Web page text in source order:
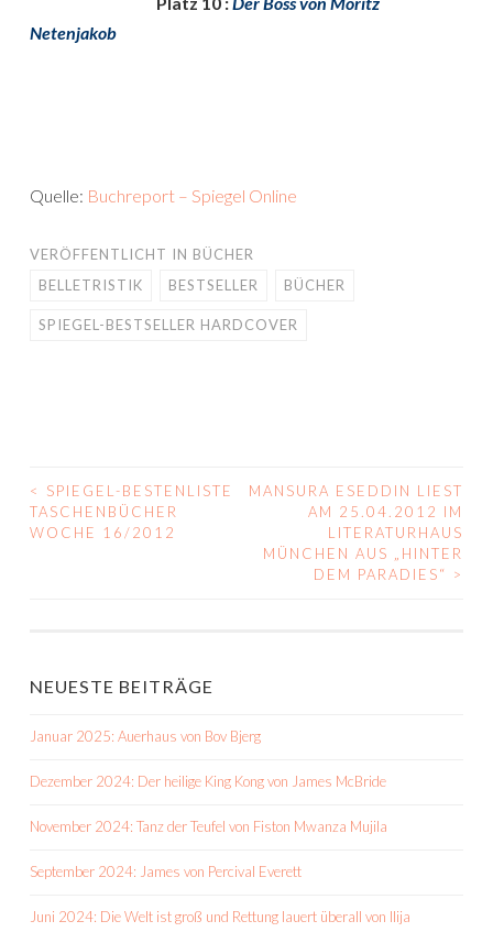
Netenjakob
Quelle: Buchreport – Spiegel Online
VERÖFFENTLICHT IN BÜCHER
BELLETRISTIK
BESTSELLER BÜCHER
SPIEGEL-BESTSELLER HARDCOVER
BEITRAGS-
NAVIGATION
<
SPIEGEL-BESTENLISTE
TASCHENBÜCHER
WOCHE 16/2012
MANSURA ESEDDIN LIEST
AM 25.04.2012 IM
LITERATURHAUS
MÜNCHEN AUS „HINTER
DEM PARADIES“ >
NEUESTE BEITRÄGE
Januar 2025: Auerhaus von Bov Bjerg
Dezember 2024: Der heilige King Kong von James McBride
November 2024: Tanz der Teufel von Fiston Mwanza Mujila
September 2024: James von Percival Everett
Juni 2024: Die Welt ist groß und Rettung lauert überall von Ilija